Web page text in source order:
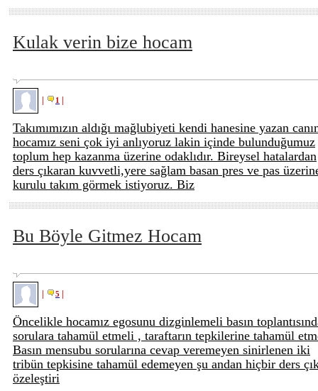
Kulak verin bize hocam
1
Takımımızın aldığı mağlubiyeti kendi hanesine yazan
hocamız seni çok iyi anlıyoruz lakin içinde bulunduğumuz
toplum hep kazanma üzerine odaklıdır. Bireysel hatalardan
ders çıkaran kuvvetli,yere sağlam basan pres ve pas
kurulu takım görmek istiyoruz. Biz
Bu Böyle Gitmez Hocam
5
Öncelikle hocamız egosunu dizginlemeli basın
sorulara tahamül etmeli , taraftarın tepkilerine tahamül
Basın mensubu sorularına cevap veremeyen sinirlenen iki
tribün tepkisine tahamül edemeyen şu andan hiçbir ders
özeleştiri